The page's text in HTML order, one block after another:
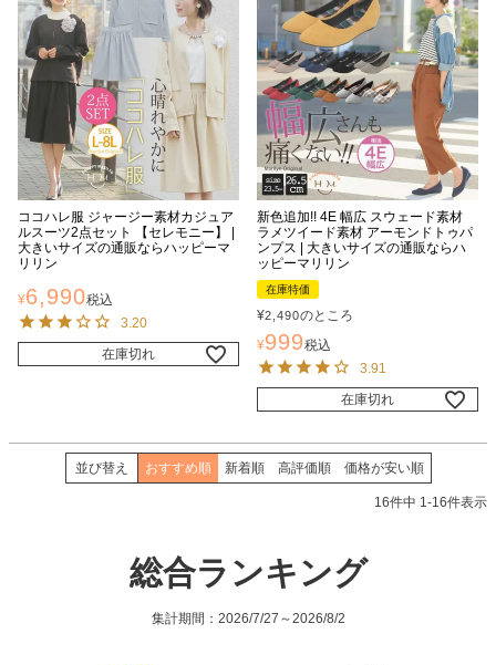
ココハレ服 ジャージー素材カジュア
ルスーツ2点セット 【セレモニー】 |
大きいサイズの通販ならハッピーマ
リリン
¥6,990税込
3.20
在庫切れ
新色追加!! 4E 幅広 スウェード素材
ラメツイード素材 アーモンドトゥパ
ンプス | 大きいサイズの通販ならハ
ッピーマリリン
在庫特価
¥2,490のところ
¥999税込
3.91
在庫切れ
並び替え おすすめ順 新着順 高評価順 価格が安い順
16件中 1-16件表示
総合ランキング
集計期間：2026/7/27～2026/8/2